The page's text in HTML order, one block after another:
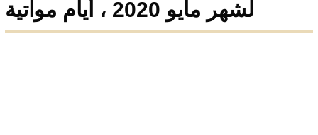
لشهر مايو 2020 ، أيام مواتية